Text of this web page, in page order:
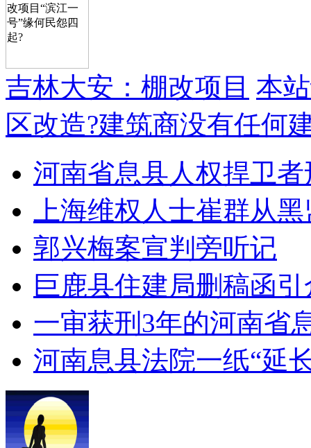
吉林大安：棚改项目 本
区改造?建筑商没有任何
河南省息县人权捍卫
上海维权人士崔群从
郭兴梅案宣判旁听记
巨鹿县住建局删稿函
一审获刑3年的河南省
河南息县法院一纸“延